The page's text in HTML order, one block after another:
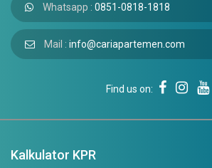
Whatsapp : 0851-0818-1818
Mail : info@cariapartemen.com
Find us on:
Kalkulator KPR